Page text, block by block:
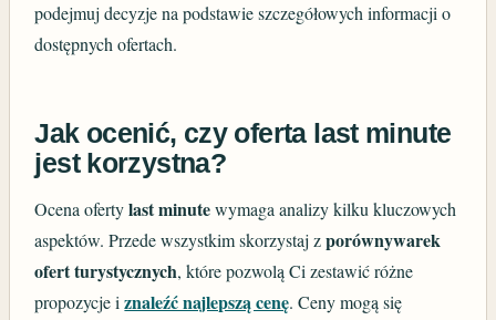
podejmuj decyzje na podstawie szczegółowych informacji o
dostępnych ofertach.
Jak ocenić, czy oferta last minute
jest korzystna?
Ocena ofertylast minutewymaga analizy kilku kluczowych
aspektów. Przede wszystkim skorzystaj zporównywarek
ofert turystycznych, które pozwolą Ci zestawić różne
propozycje iznaleźć najlepszą cenę. Ceny mogą się